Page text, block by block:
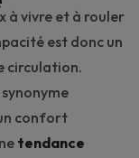
à vivre et à rouler
est donc un
circulation.
confort
tendance